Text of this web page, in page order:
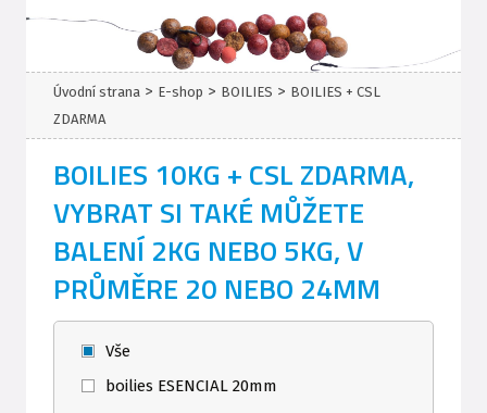
Úvodní strana > E-shop > BOILIES > BOILIES + CSL
ZDARMA
BOILIES 10KG + CSL ZDARMA,
VYBRAT SI TAKÉ MŮŽETE
BALENÍ 2KG NEBO 5KG, V
PRŮMĚRE 20 NEBO 24MM
Vše
boilies ESENCIAL 20mm